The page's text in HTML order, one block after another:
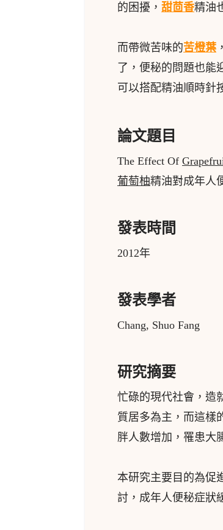
的困擾， 甜茴香精油
而帶微苦味的苦橙葉
了，便秘的問題也能
可以搭配精油順時針
論文題目
The Effect Of
葡萄柚精油對成年人
發表時間
2012年
發表學者
Chang, Shuo Fang
研究摘要
忙碌的現代社會，造
質居多為主，而這樣
胖人數增加，罹患大
本研究主要目的為促
討，成年人便秘症狀